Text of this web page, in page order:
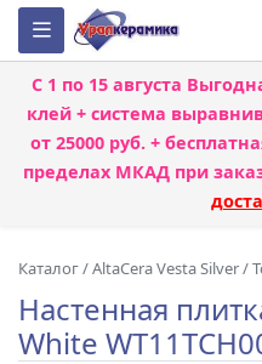
С 1 по 15 августа
клей + система
от 25000 руб. +
пределах МКАД при
Каталог/AltaCera Vesta Silver/
Настенная
White